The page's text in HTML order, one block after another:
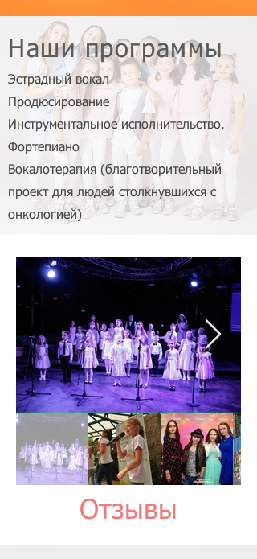
Наши программы
Эстрадный вокал
Продюсирование
Инструментальное исполнительство.
Фортепиано
Вокалотерапия (благотворительный
проект для людей столкнувшихся с
онкологией)
Отзывы